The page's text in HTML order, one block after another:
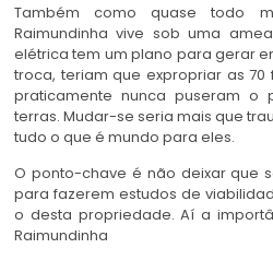
Também como quase todo
Raimundinha vive sob uma
elétrica tem um plano para gerar
troca, teriam que expropriar as 70
praticamente nunca puseram
terras. Mudar-se seria mais que
tudo o que é mundo para eles.
O ponto-chave é não deixar que
para fazerem estudos de
o desta propriedade. Aí a
Raimundinha